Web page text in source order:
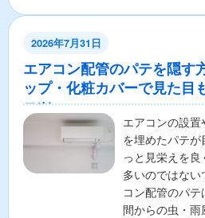
2026年7月31日
エアコン配管のパテを隠す
ップ・化粧カバーで見た目
コツ
エアコンの設
を埋めたパテ
っと見栄えを
多いのではな
コン配管のパ
間からの虫・